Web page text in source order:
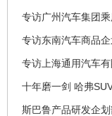
专访广州汽车集团
专访东南汽车商品
专访上海通用汽车
十年磨一剑 哈弗
斯巴鲁产品研发企